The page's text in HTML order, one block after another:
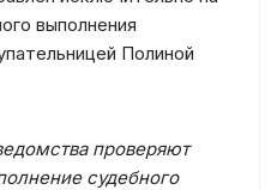
выполнения
Полиной
проверяют
судебного